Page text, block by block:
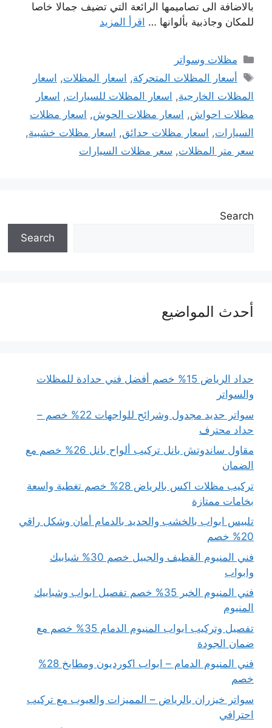
بالاضافة الى تصاميمها الرائعة التي تضيف جمالا خاصا
للمكان وجاذبية بألوانها … اقرأ المزيد
التصنيفات
مظلات وسواتر
الوسوم
أسعار المظلات المتحركة, اسعار المظلات, اسعار
المظلات الخارجية, اسعار المظلات للسيارات, اسعار
مظلات احواش, اسعار مظلات الحوش, اسعار مظلات
السيارات, اسعار مظلات حدائق, اسعار مظلات خشبية,
سعر متر المظلات, سعر مظلات السيارات
Search
Search
أحدث المواضيع
حداد الرياض 15% خصم أفضل فني حدادة للمظلات
والسواتر
سواتر حديد مجدول وشرائح للواجهات 22% خصم –
حداد محترف
مقاول ساندوتش بانل تركيب ألواح بانل 26% خصم مع
الضمان
تركيب مظلات اكس بالرياض 28% خصم تغطية واسعة
بخامات ممتازة
تلبيس ابواب بالخشب والحديد بالدمام أمان وشكل راقي
20% خصم
فني المنيوم القطيف والجبيل خصم 30% شبابيك
وابواب
فني المنيوم الخبر 35% خصم تفصيل ابواب وشبابيك
المنيوم
تفصيل وتركيب ابواب المنيوم الدمام 35% خصم مع
ضمان الجودة
فني المنيوم الدمام – ابواب اكورديون ومطابخ 28%
خصم
سواتر خيزران بالرياض – المميزات والعيوب مع تركيب
احترافي